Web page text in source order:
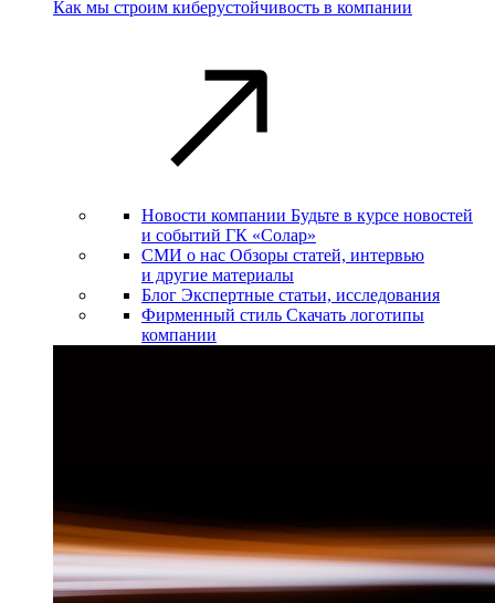
Как мы строим киберустойчивость в компании
Новости компании Будьте в курсе новостей
и событий ГК «Солар»
СМИ о нас Обзоры статей, интервью
и другие материалы
Блог Экспертные статьи, исследования
Фирменный стиль Скачать логотипы
компании